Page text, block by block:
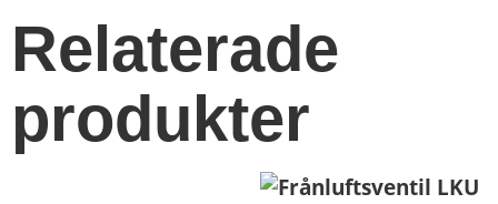
Relaterade
produkter